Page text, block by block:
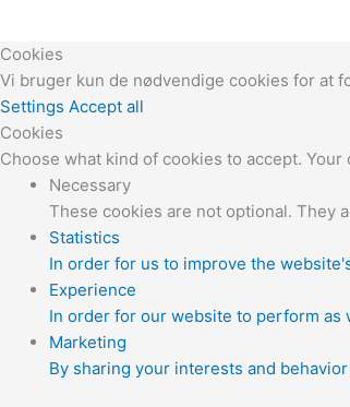
Cookies
Vi bruger kun de nødvendige cookies for at
Settings Accept all
Cookies
Choose what kind of cookies to accept.
Necessary
These cookies are not optional. They
Statistics
In order for us to improve the
Experience
In order for our website to perform
Marketing
By sharing your interests and